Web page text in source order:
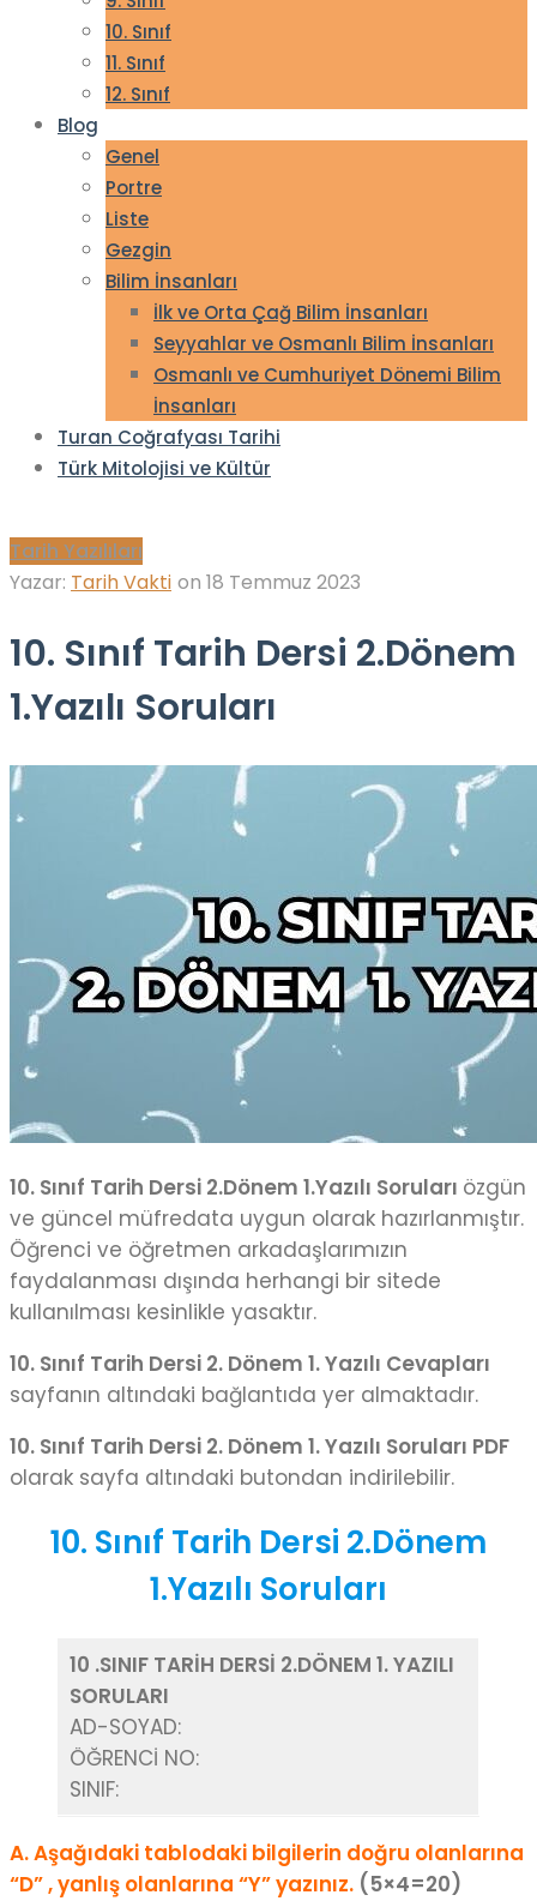
10. Sınıf
11. Sınıf
12. Sınıf
Blog
Genel
Portre
Liste
Gezgin
Bilim İnsanları
İlk ve Orta Çağ Bilim İnsanları
Seyyahlar ve Osmanlı Bilim İnsanları
Osmanlı ve Cumhuriyet Dönemi Bilim
İnsanları
Turan Coğrafyası Tarihi
Türk Mitolojisi ve Kültür
Tarih Yazılıları
Yazar: Tarih Vakti on 18 Temmuz 2023
10. Sınıf Tarih Dersi 2.Dönem
1.Yazılı Soruları
10. Sınıf Tarih Dersi 2.Dönem 1.Yazılı Soruları özgün
ve güncel müfredata uygun olarak hazırlanmıştır.
Öğrenci ve öğretmen arkadaşlarımızın
faydalanması dışında herhangi bir sitede
kullanılması kesinlikle yasaktır.
10. Sınıf Tarih Dersi 2. Dönem 1. Yazılı Cevapları
sayfanın altındaki bağlantıda yer almaktadır.
10. Sınıf Tarih Dersi 2. Dönem 1. Yazılı Soruları PDF
olarak sayfa altındaki butondan indirilebilir.
10. Sınıf Tarih Dersi 2.Dönem
1.Yazılı Soruları
10 .SINIF TARİH DERSİ 2.DÖNEM 1. YAZILI
SORULARI
AD-SOYAD:
ÖĞRENCİ NO:
SINIF:
A. Aşağıdaki tablodaki bilgilerin doğru olanlarına
“D” , yanlış olanlarına “Y” yazınız. (5×4=20)